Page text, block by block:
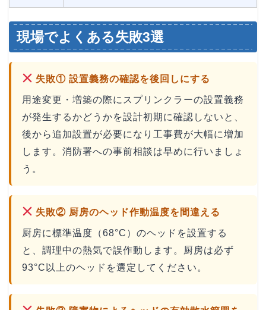
現場でよくある失敗3選
失敗① 設置義務の確認を後回しにする
用途変更・増築の際にスプリンクラーの設置義務
が発生するかどうかを設計初期に確認しないと、
後から追加設置が必要になり工事費が大幅に増加
します。消防署への事前相談は早めに行いましょ
う。
失敗② 厨房のヘッド作動温度を間違える
厨房に標準温度（68°C）のヘッドを設置する
と、調理中の熱気で誤作動します。厨房は必ず
93°C以上のヘッドを選定してください。